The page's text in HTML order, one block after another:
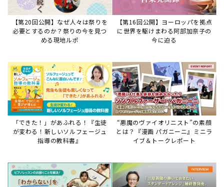
【第20回公開】なぜ人々は祭りを
必要とするのか？祭りの今を見つ
める現地ルポ
【第16回公開】ヨーロッパを拠点
に世界を駆けまわる阿部加奈子の
今に迫る
「できた！」があふれる！『生徒
が変わる！新しいソルフェージュ
指導の教科書』
“悪魔のヴァイオリニスト”の素顔
とは？『漫画 パガニーニ』ミニラ
イブ＆トークレポート